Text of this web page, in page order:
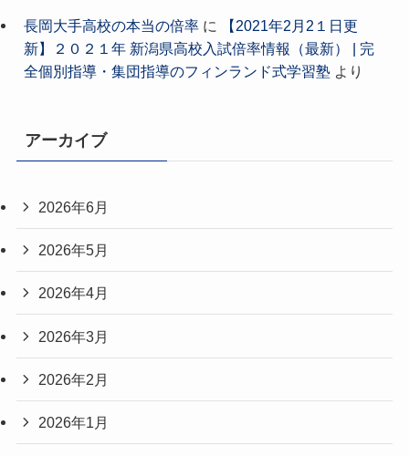
長岡大手高校の本当の倍率に
【2021年2月2１日更
新】２０２１年 新潟県高校入試倍率情報（最新） | 完
全個別指導・集団指導のフィンランド式学習塾より
アーカイブ
2026年6月
2026年5月
2026年4月
2026年3月
2026年2月
2026年1月